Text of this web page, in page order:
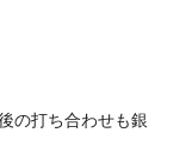
の打ち合わせも銀